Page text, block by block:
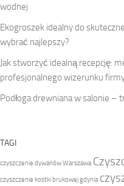
wodnej
Ekogroszek idealny do
wybrać najlepszy?
Jak stworzyć idealną recepcję:
profesjonalnego wizerunku
Podłoga drewniana w salonie –
TAGI
czyszczenie dywanów Warszawa
czyszczenie kostki brukowej gdynia